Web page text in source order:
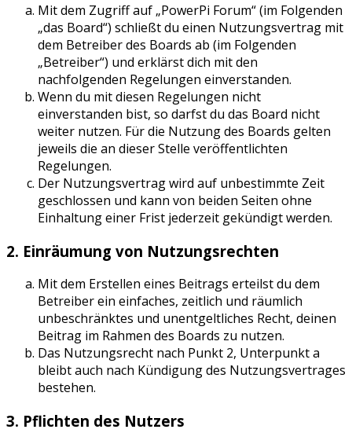
Mit dem Zugriff auf „PowerPi Forum“ (im Folgenden
„das Board“) schließt du einen Nutzungsvertrag mit
dem Betreiber des Boards ab (im Folgenden
„Betreiber“) und erklärst dich mit den
nachfolgenden Regelungen einverstanden.
Wenn du mit diesen Regelungen nicht
einverstanden bist, so darfst du das Board nicht
weiter nutzen. Für die Nutzung des Boards gelten
jeweils die an dieser Stelle veröffentlichten
Regelungen.
Der Nutzungsvertrag wird auf unbestimmte Zeit
geschlossen und kann von beiden Seiten ohne
Einhaltung einer Frist jederzeit gekündigt werden.
2. Einräumung von Nutzungsrechten
Mit dem Erstellen eines Beitrags erteilst du dem
Betreiber ein einfaches, zeitlich und räumlich
unbeschränktes und unentgeltliches Recht, deinen
Beitrag im Rahmen des Boards zu nutzen.
Das Nutzungsrecht nach Punkt 2, Unterpunkt a
bleibt auch nach Kündigung des Nutzungsvertrages
bestehen.
3. Pflichten des Nutzers